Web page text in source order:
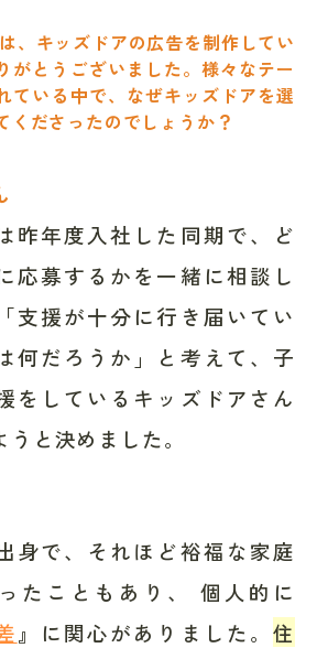
、キッズドアの広告を制作してい
がとうございました。様々なテー
ている中で、なぜキッズドアを選
くださったのでしょうか？
昨年度入社した同期で、ど
応募するかを一緒に相談し
支援が十分に行き届いてい
何だろうか」と考えて、子
をしているキッズドアさん
と決めました。
身で、それほど裕福な家庭
たこともあり、 個人的に
』に関心がありました。住